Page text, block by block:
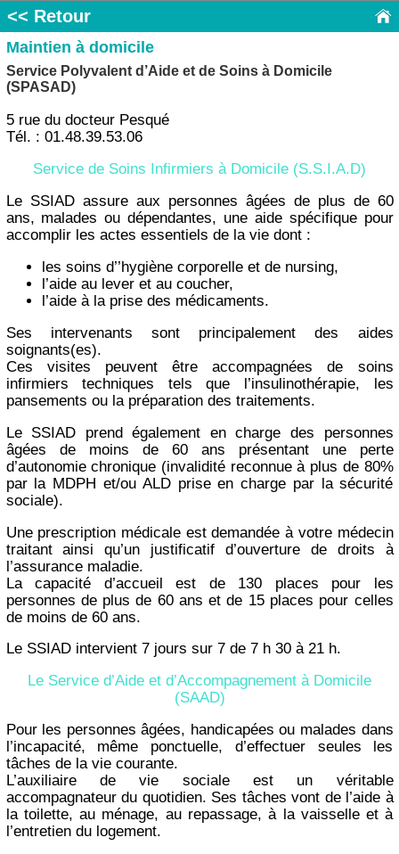
<< Retour
Maintien à domicile
Service Polyvalent d’Aide et de Soins à Domicile
(SPASAD)
5 rue du docteur Pesqué
Tél. : 01.48.39.53.06
Service de Soins Infirmiers à Domicile (S.S.I.A.D)
Le SSIAD assure aux personnes âgées de plus de 60
ans, malades ou dépendantes, une aide spécifique pour
accomplir les actes essentiels de la vie dont :
les soins d’’hygiène corporelle et de nursing,
l’aide au lever et au coucher,
l’aide à la prise des médicaments.
Ses intervenants sont principalement des aides
soignants(es).
Ces visites peuvent être accompagnées de soins
infirmiers techniques tels que l’insulinothérapie, les
pansements ou la préparation des traitements.
Le SSIAD prend également en charge des personnes
âgées de moins de 60 ans présentant une perte
d’autonomie chronique (invalidité reconnue à plus de 80%
par la MDPH et/ou ALD prise en charge par la sécurité
sociale).
Une prescription médicale est demandée à votre médecin
traitant ainsi qu’un justificatif d’ouverture de droits à
l’assurance maladie.
La capacité d’accueil est de 130 places pour les
personnes de plus de 60 ans et de 15 places pour celles
de moins de 60 ans.
Le SSIAD intervient 7 jours sur 7 de 7 h 30 à 21 h.
Le Service d’Aide et d’Accompagnement à Domicile
(SAAD)
Pour les personnes âgées, handicapées ou malades dans
l’incapacité, même ponctuelle, d’effectuer seules les
tâches de la vie courante.
L’auxiliaire de vie sociale est un véritable
accompagnateur du quotidien. Ses tâches vont de l’aide à
la toilette, au ménage, au repassage, à la vaisselle et à
l’entretien du logement.